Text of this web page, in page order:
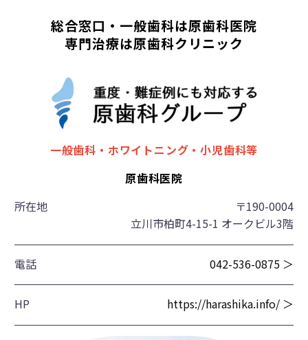
総合窓口・一般歯科は原歯科医院
専門治療は原歯科クリニック
一般歯科・ホワイトニング・小児歯科等
原歯科医院
所在地
〒190-0004
立川市柏町4-15-1 オークビル3階
電話 042-536-0875 ＞
HP https://harashika.info/ ＞